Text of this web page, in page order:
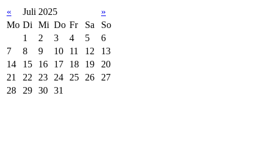
« Juli 2025
»
Mo Di Mi Do Fr Sa
So
1
2 3 4 5
6
7
8 9 10 11 12
13
14
15 16 17 18 19
20
21
22 23 24 25 26
27
28
29 30 31